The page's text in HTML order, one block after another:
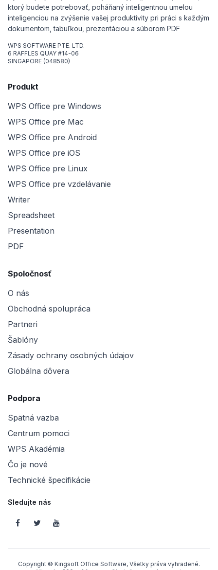
ktorý budete potrebovať, poháňaný inteligentnou umelou
inteligenciou na zvýšenie vašej produktivity pri práci s každým
dokumentom, tabuľkou, prezentáciou a súborom PDF
WPS SOFTWARE PTE. LTD.
6 RAFFLES QUAY #14-06
SINGAPORE (048580)
Produkt
WPS Office pre Windows
WPS Office pre Mac
WPS Office pre Android
WPS Office pre iOS
WPS Office pre Linux
WPS Office pre vzdelávanie
Writer
Spreadsheet
Presentation
PDF
Spoločnosť
O nás
Obchodná spolupráca
Partneri
Šablóny
Zásady ochrany osobných údajov
Globálna dôvera
Podpora
Spätná väzba
Centrum pomoci
WPS Akadémia
Čo je nové
Technické špecifikácie
Sledujte nás
Copyright © Kingsoft Office Software, Všetky práva vyhradené.